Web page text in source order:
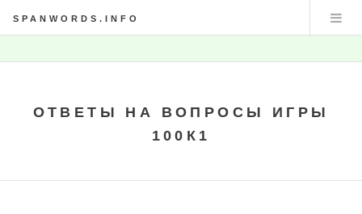
SPANWORDS.INFO
ОТВЕТЫ НА ВОПРОСЫ ИГРЫ
100К1